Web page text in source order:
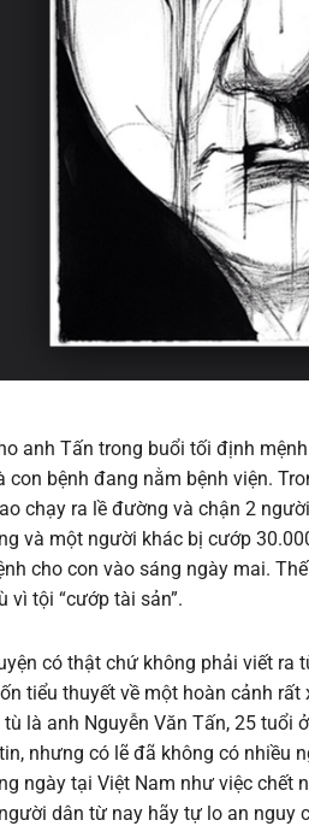
anh Tấn trong buổi tối định
con bệnh đang nằm bệnh viện.
chạy ra lề đường và chận 2
và một người khác bị cướp
cho con vào sáng ngày mai.
vì tội “cướp tài sản”.
có thật chứ không phải viết ra
tiểu thuyết về một hoàn cảnh
là anh Nguyễn Văn Tấn, 25 tuổi
nhưng có lẽ đã không có nhiều
ngày tại Việt Nam như việc chết
dân từ nay hãy tự lo an nguy